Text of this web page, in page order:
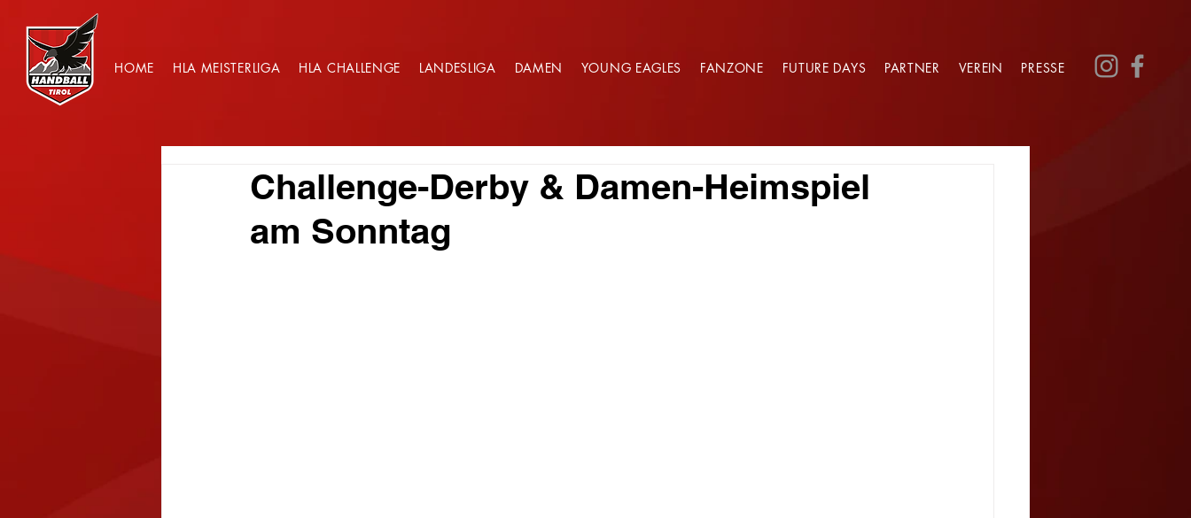
HOME HLA MEISTERLIGA HLA CHALLENGE LANDESLIGA DAMEN YOUNG EAGLES FANZONE FUTURE DAYS PARTNER VEREIN PRESSE
Challenge-Derby & Damen-Heimspiel
am Sonntag